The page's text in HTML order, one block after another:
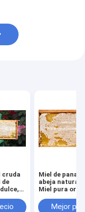
cruda
de
al
Miel de panal
abeja natural
Miel pura
al por mayor
Mejor